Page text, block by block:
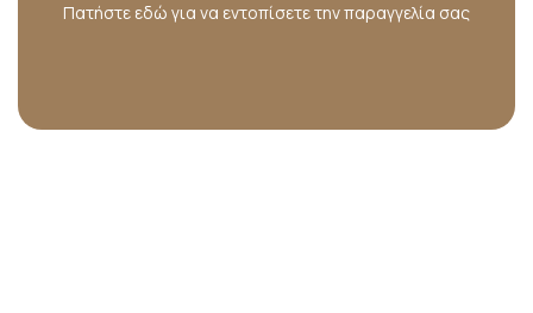
Πατήστε εδώ για να εντοπίσετε την παραγγελία σας